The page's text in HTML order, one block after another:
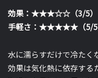
効果：★★★☆☆（3/5）
手軽さ：★★★★★（5/5
水に濡らすだけで冷たく
効果は気化熱に依存する